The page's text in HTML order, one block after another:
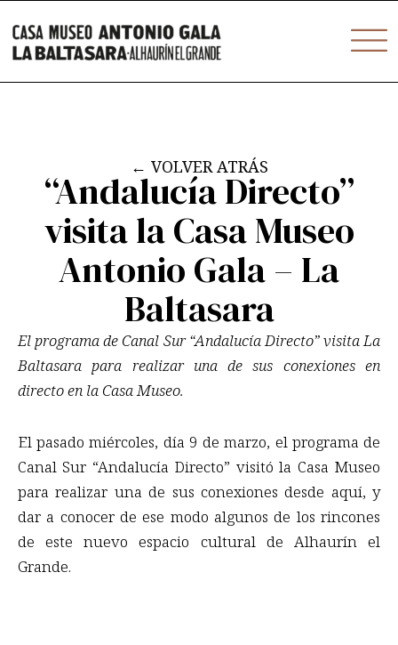
contenido
← VOLVER ATRÁS
“Andalucía Directo”
visita la Casa Museo
Antonio Gala – La
Baltasara
El programa de Canal Sur “Andalucía Directo” visita La
Baltasara para realizar una de sus conexiones en
directo en la Casa Museo.
El pasado miércoles, día 9 de marzo, el programa de
Canal Sur “Andalucía Directo” visitó la Casa Museo
para realizar una de sus conexiones desde aquí, y
dar a conocer de ese modo algunos de los rincones
de este nuevo espacio cultural de Alhaurín el
Grande.